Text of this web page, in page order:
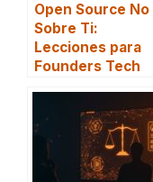
Open Source No
Sobre Ti:
Lecciones para
Founders Tech